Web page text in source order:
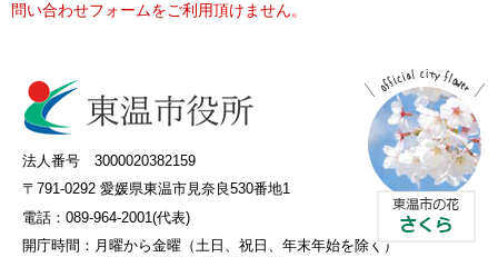
問い合わせフォームをご利用頂けません。
法人番号 3000020382159
〒791-0292 愛媛県東温市見奈良530番地1
電話：089-964-2001(代表)
開庁時間： 月曜から金曜（土日、祝日、年末年始を除く）